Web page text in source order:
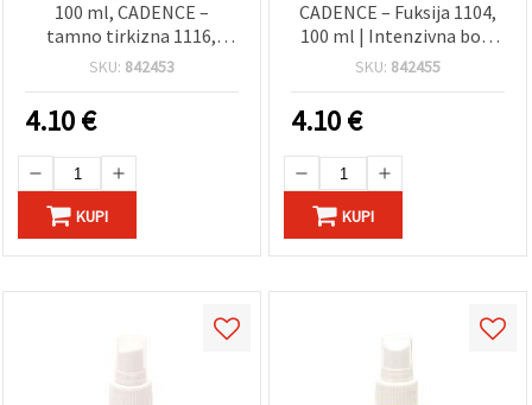
100 ml, CADENCE –
tamno tirkizna 1116,
brzosušeća za majice,
DIY hobi i umjetničke
projekte
SKU: 842453
4.10€
KUPI
CADENCE – Fuksija 1104,
100 ml | Intenzivna boja
za majice, odjeću, DIY
i hobi projekte
SKU: 842455
4.10€
KUPI